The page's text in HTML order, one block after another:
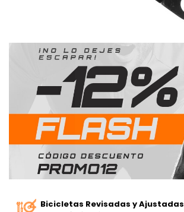
Bicicletas Revisadas y Ajustadas